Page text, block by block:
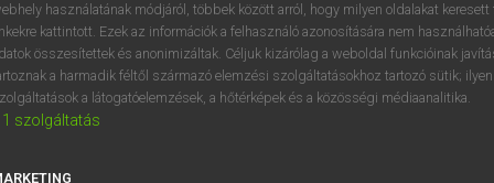
VAN ELŐFIZETÉSED?
megtekintéséhez.
használatának módjáról, többek között arról, hogy milyen oldalakat keresett
kattintott. Ezek az információk a felhasználó azonosítására nem
összesítettek és anonimizáltak. Céljuk kizárólag a weboldal funkcióinak
a harmadik féltől származó elemzési szolgáltatásokhoz tartozó sütik;
a látogatóelemzések, a hőtérképek és a közösségi médiaanalitika.
1 szolgáltatás
a s d f g h j k l é
í y x c v b n m , .